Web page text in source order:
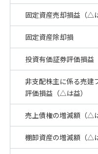
固定資産売却損益（△
固定資産除却損
投資有価証券評価損益
非支配株主に係る売建
評価損益（△は益）
売上債権の増減額（△
棚卸資産の増減額（△